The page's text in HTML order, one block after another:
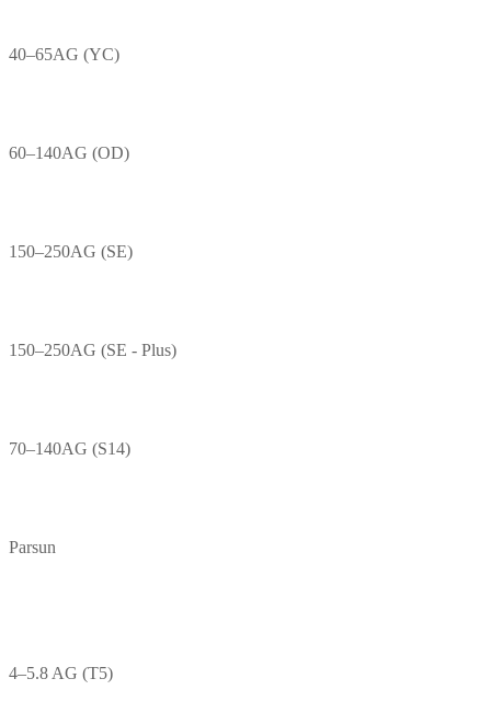
40–65AG (YC)
60–140AG (OD)
150–250AG (SE)
150–250AG (SE - Plus)
70–140AG (S14)
Parsun
4–5.8 AG (T5)